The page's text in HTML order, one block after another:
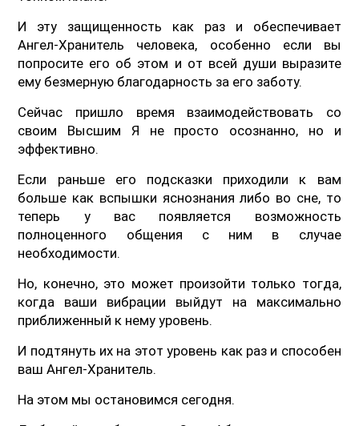
И эту защищенность как раз и обеспечивает
Ангел-Хранитель человека, особенно если вы
попросите его об этом и от всей души выразите
ему безмерную благодарность за его заботу.
Сейчас пришло время взаимодействовать со
своим Высшим Я не просто осознанно, но и
эффективно.
Если раньше его подсказки приходили к вам
больше как вспышки яснознания либо во сне, то
теперь у вас появляется возможность
полноценного общения с ним в случае
необходимости.
Но, конечно, это может произойти только тогда,
когда ваши вибрации выйдут на максимально
приближенный к нему уровень.
И подтянуть их на этот уровень как раз и способен
ваш Ангел-Хранитель.
На этом мы остановимся сегодня.